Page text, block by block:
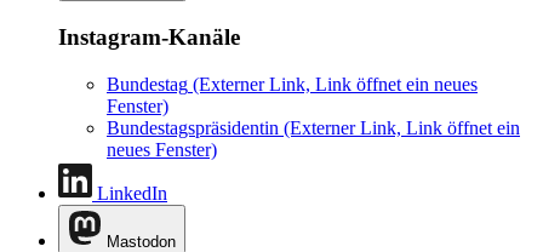
Instagram-Kanäle
Bundestag (Externer Link, Link öffnet ein neues
Fenster)
Bundestagspräsidentin (Externer Link, Link öffnet ein
neues Fenster)
LinkedIn
Mastodon